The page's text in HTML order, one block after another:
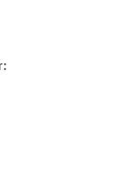
посудомоечных